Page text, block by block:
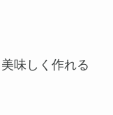
味しく作れる